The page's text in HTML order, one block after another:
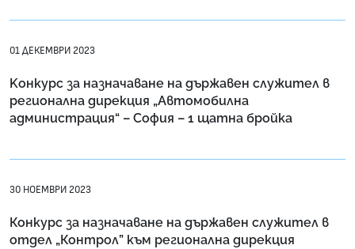
01 ДЕКЕМВРИ 2023
Kонкурс за назначаване на държавен служител в
регионална дирекция „Автомобилна
администрация“ – София – 1 щатна бройка
30 НОЕМВРИ 2023
Конкурс за назначаване на държавен служител в
отдел „Контрол” към регионална дирекция